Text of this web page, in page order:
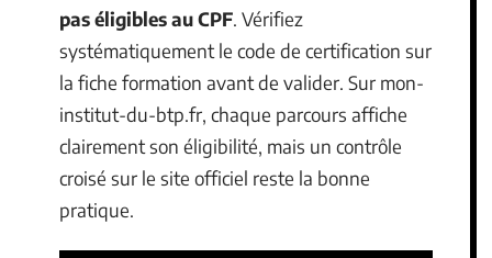
pas éligibles au CPF. Vérifiez
systématiquement le code de certification sur
la fiche formation avant de valider. Sur mon-
institut-du-btp.fr, chaque parcours affiche
clairement son éligibilité, mais un contrôle
croisé sur le site officiel reste la bonne
pratique.